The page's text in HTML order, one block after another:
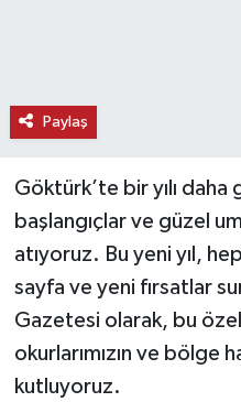
Paylaş
Göktürk’te bir yılı daha
başlangıçlar ve güzel
atıyoruz. Bu yeni yıl,
sayfa ve yeni fırsatlar
Gazetesi olarak, bu
okurlarımızın ve bölge
kutluyoruz.
YAŞAM